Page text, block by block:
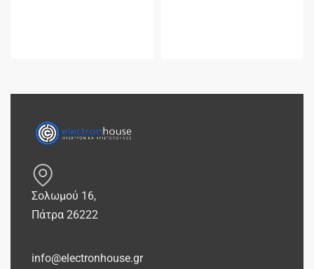
Σολωμού 16,
Πάτρα 26222
info@electronhouse.gr